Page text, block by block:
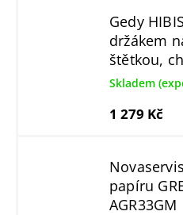
Gedy
držákem
štětkou,
Skladem
1 279 Kč
papíru
AGR33GM